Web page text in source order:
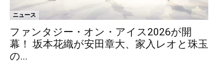
ニュース
ファンタジー・オン・アイス2026が開
幕！ 坂本花織が安田章大、家入レオと珠玉
の...